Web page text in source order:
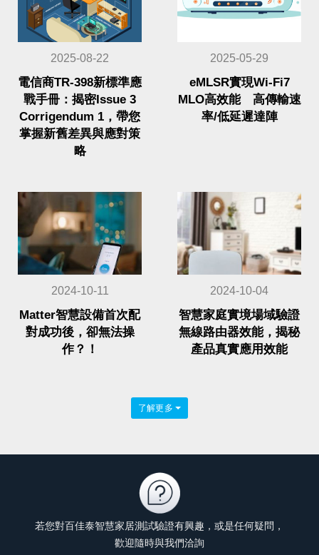
2025-08-22
電信商TR-398新標準應
戰手冊：揭密Issue 3
Corrigendum 1，帶您
掌握新舊差異與應對策
略
2025-05-29
eMLSR實現Wi-Fi7
MLO高效能 高傳輸速
率/低延遲達陣
2024-10-11
Matter智慧設備首次配
對成功後，卻無法操
作？！
2024-10-04
智慧家庭實境場域驗證
無線路由器效能，揭秘
產品真實應用效能
了解更多
若您對百佳泰智慧家居測試驗證有興趣，或是任何疑問，
歡迎隨時與我們洽詢